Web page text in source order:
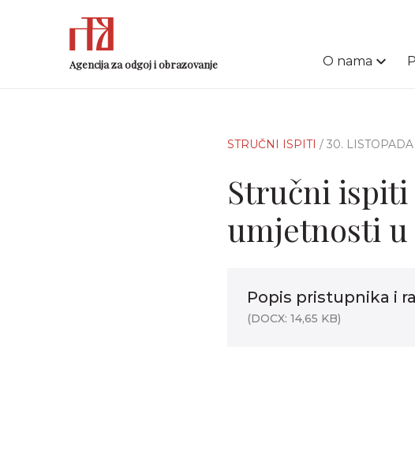
Agencija za odgoj i obrazovanje O nama
STRUČNI ISPITI / 30.
Stručni
umjetnosti u
Popis pristupnika i
(DOCX: 14,65 KB)